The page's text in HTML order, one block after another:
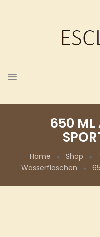
650 ML
Home Shop
Wasserflaschen